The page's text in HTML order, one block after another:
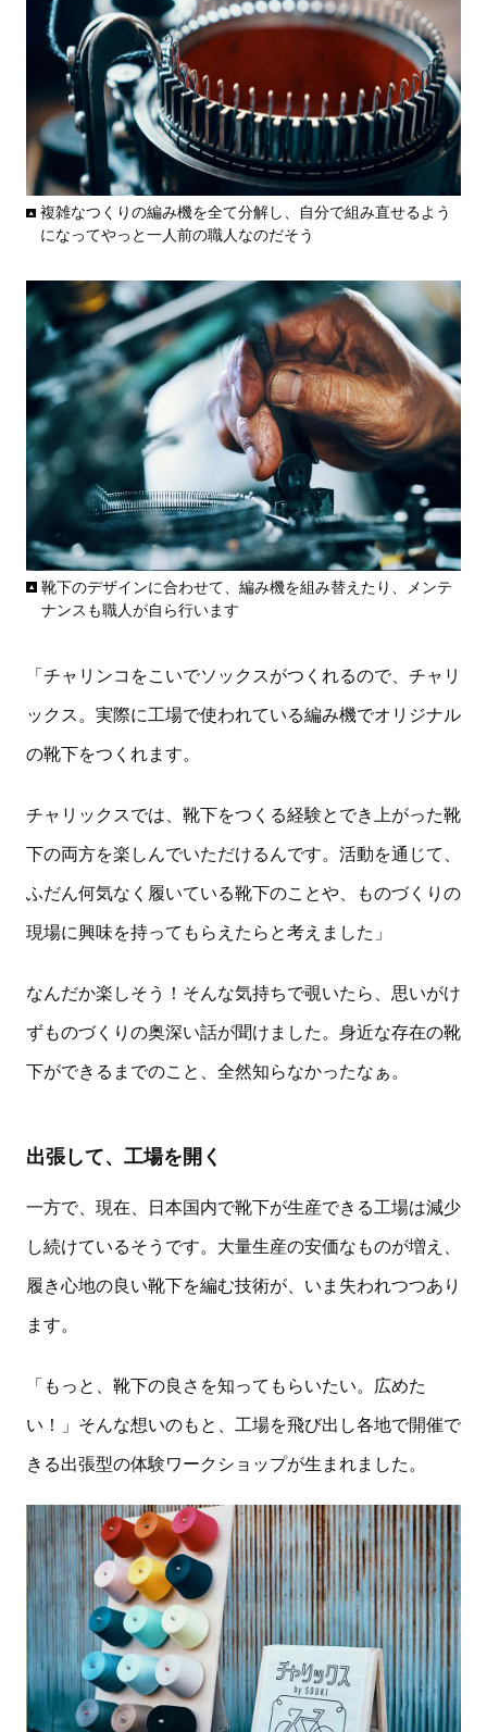
複雑なつくりの編み機を全て分解し、自分で組み直せるよう
になってやっと一人前の職人なのだそう
靴下のデザインに合わせて、編み機を組み替えたり、メンテ
ナンスも職人が自ら行います
「チャリンコをこいでソックスがつくれるので、チャリ
ックス。実際に工場で使われている編み機でオリジナル
の靴下をつくれます。
チャリックスでは、靴下をつくる経験とでき上がった靴
下の両方を楽しんでいただけるんです。活動を通じて、
ふだん何気なく履いている靴下のことや、ものづくりの
現場に興味を持ってもらえたらと考えました」
なんだか楽しそう！そんな気持ちで覗いたら、思いがけ
ずものづくりの奥深い話が聞けました。身近な存在の靴
下ができるまでのこと、全然知らなかったなぁ。
出張して、工場を開く
一方で、現在、日本国内で靴下が生産できる工場は減少
し続けているそうです。大量生産の安価なものが増え、
履き心地の良い靴下を編む技術が、いま失われつつあり
ます。
「もっと、靴下の良さを知ってもらいたい。広めた
い！」そんな想いのもと、工場を飛び出し各地で開催で
きる出張型の体験ワークショップが生まれました。